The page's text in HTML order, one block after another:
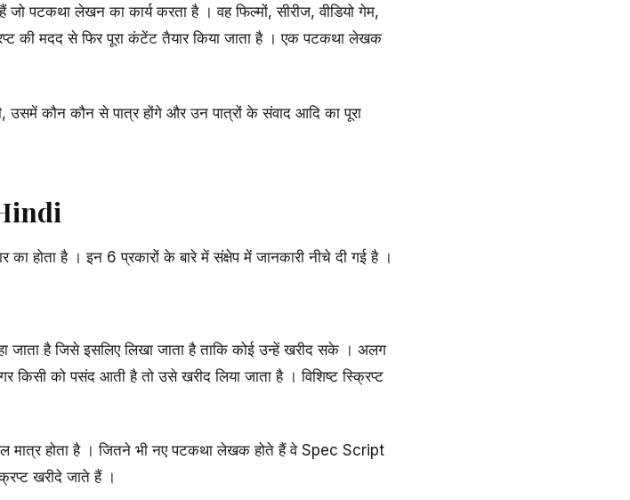
लेखन का कार्य करता है । वह फिल्मों, सीरीज, वीडियो गेम,
की मदद से फिर पूरा कंटेंट तैयार किया जाता है । एक पटकथा लेखक
उसमें कौन कौन से पात्र होंगे और उन पात्रों के संवाद आदि का पूरा
होता है । इन 6 प्रकारों के बारे में संक्षेप में जानकारी नीचे दी गई है ।
है जिसे इसलिए लिखा जाता है ताकि कोई उन्हें खरीद सके । अलग
को पसंद आती है तो उसे खरीद लिया जाता है । विशिष्ट स्क्रिप्ट
होता है । जितने भी नए पटकथा लेखक होते हैं वे Spec Script
खरीदे जाते हैं ।